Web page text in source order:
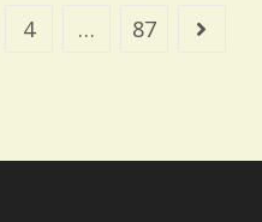
4 … 87